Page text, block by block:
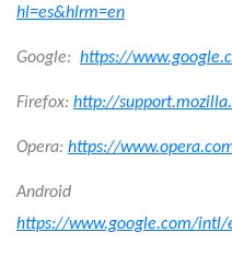
hl=es&hlrm=en
Google: https://
Firefox: http://
Opera: https://
Android
https://www.google.com/intl/